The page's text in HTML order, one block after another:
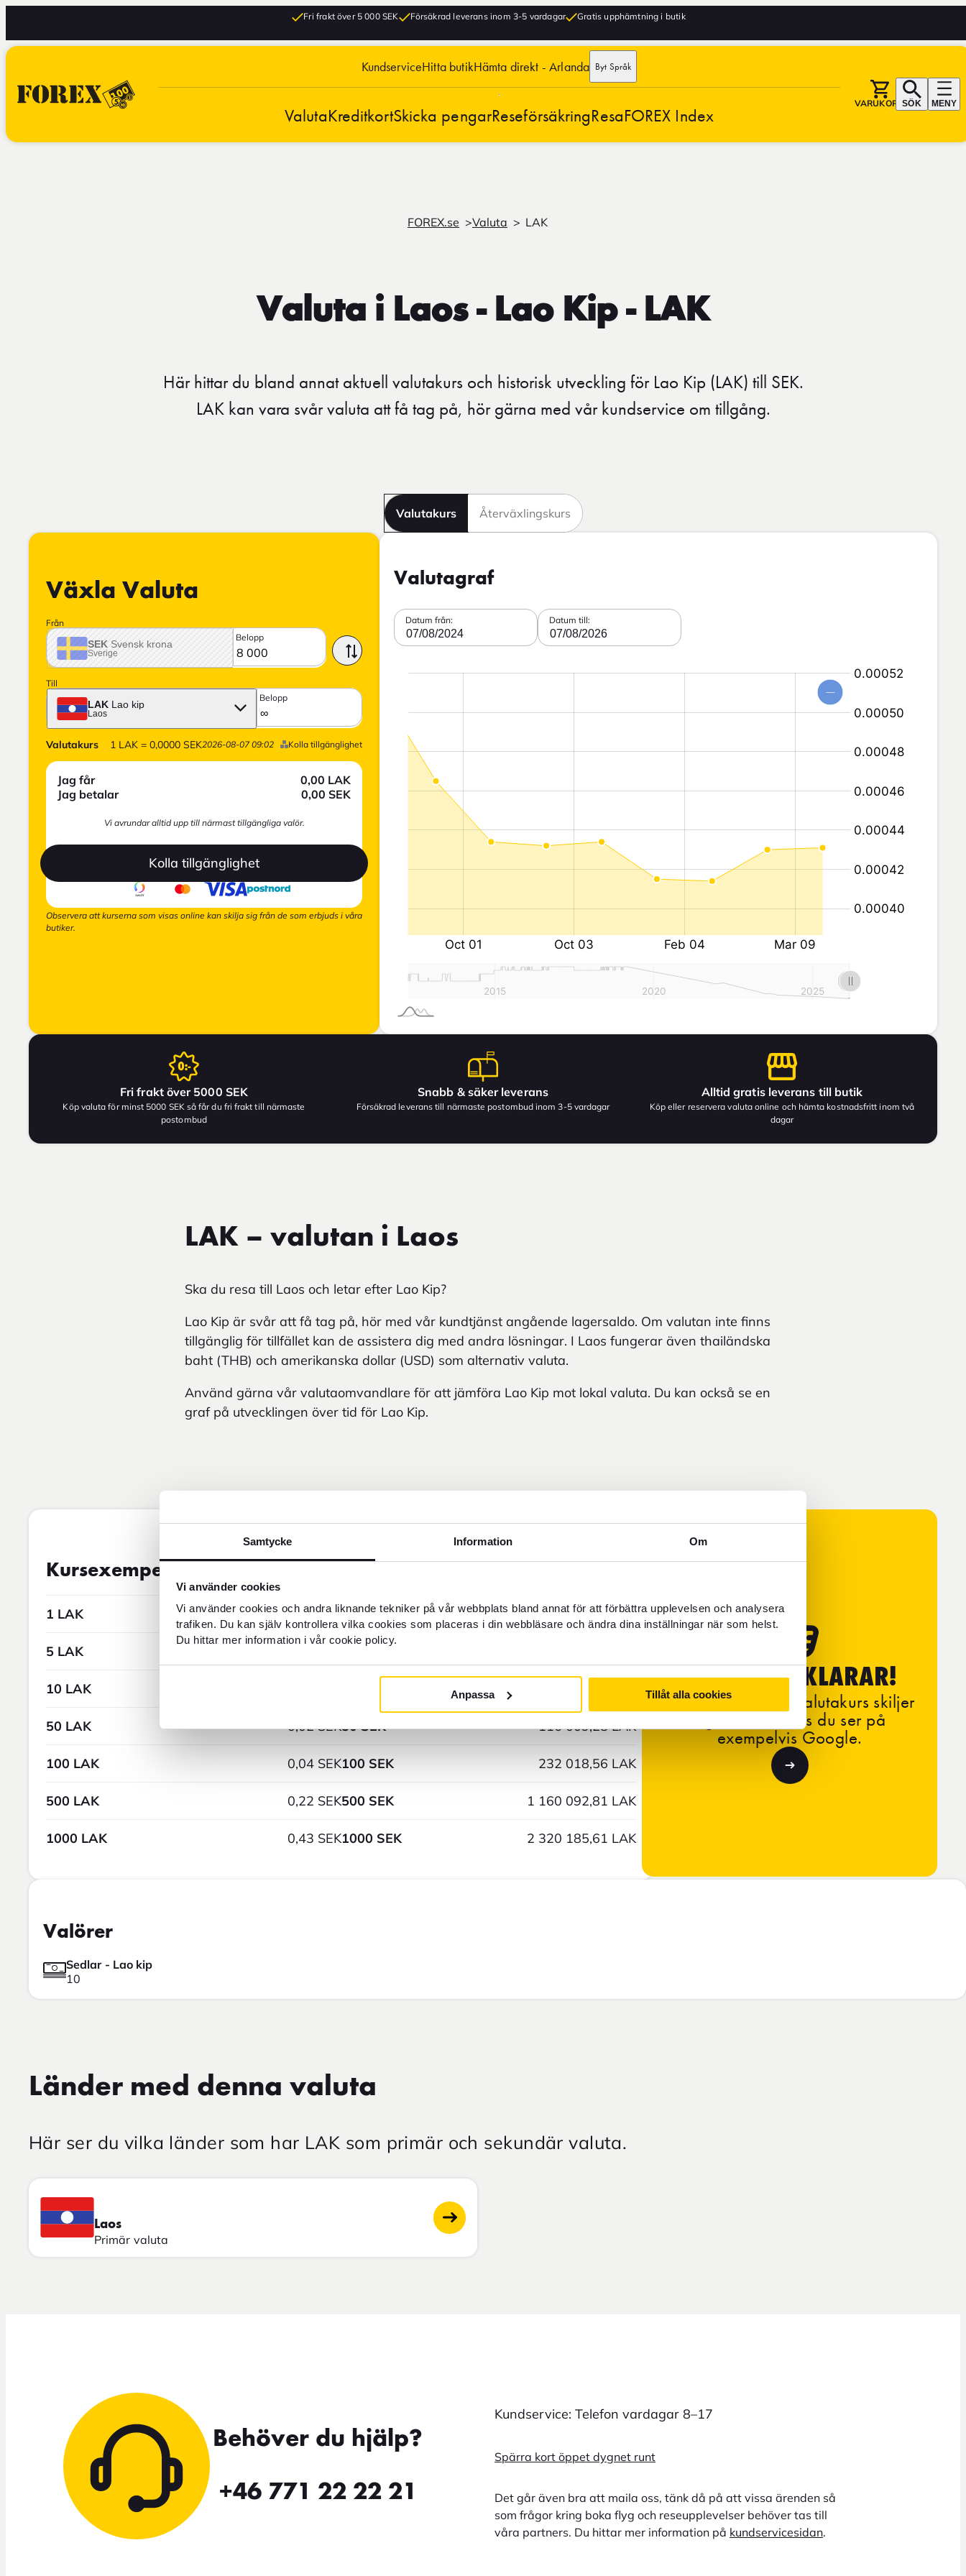
Samtycke Information Om
Vi använder cookies
Vi använder cookies och andra liknande tekniker på vår webbplats bland annat för att förbättra upplevelsen och analysera
trafiken. Du kan själv kontrollera vilka cookies som placeras i din webbläsare och ändra dina inställningar när som helst.
Du hittar mer information i vår cookie policy.
Anpassa Tillåt alla cookies
Fri frakt över 5 000 SEK Försäkrad leverans inom 3-5 vardagar Gratis upphämtning i butik
KundserviceHitta butikHämta direkt - Arlanda Byt Språk
ValutaKreditkortSkicka pengarReseförsäkringResaFOREX Index
VARUKORGSÖK MENY
FOREX.se Valuta LAK
Valuta i Laos - Lao Kip - LAK
Här hittar du bland annat aktuell valutakurs och historisk utveckling för Lao Kip (LAK) till SEK.
LAK kan vara svår valuta att få tag på, hör gärna med vår kundservice om tillgång.
Valutakurs Återväxlingskurs
Växla Valuta
Från
SEK Svensk krona
Sverige
Belopp
Till
LAK Lao kip
Laos
Belopp
Valutakurs 1 LAK = 0,0000 SEK2026-08-07 09:02 Kolla tillgänglighet
Jag får 0,00 LAK
Jag betalar
0,00 SEK
Vi avrundar alltid upp till närmast tillgängliga valör.
Kolla tillgänglighet
Observera att kurserna som visas online kan skilja sig från de som erbjuds i våra
butiker.
Valutagraf
Datum från:
07/08/2024
Datum till:
07/08/2026
Fri frakt över 5000 SEK
Köp valuta för minst 5000 SEK så får du fri frakt till närmaste
postombud
Snabb & säker leverans
Försäkrad leverans till närmaste postombud inom 3-5 vardagar
Alltid gratis leverans till butik
Köp eller reservera valuta online och hämta kostnadsfritt inom två
dagar
LAK – valutan i Laos
Ska du resa till Laos och letar efter Lao Kip?
Lao Kip är svår att få tag på, hör med vår kundtjänst angående lagersaldo. Om valutan inte finns
tillgänglig för tillfället kan de assistera dig med andra lösningar. I Laos fungerar även thailändska
baht (THB) och amerikanska dollar (USD) som alternativ valuta.
Använd gärna vår valutaomvandlare för att jämföra Lao Kip mot lokal valuta. Du kan också se en
graf på utvecklingen över tid för Lao Kip.
Kursexempel Valutakurs09MAR2026 10:00
1 LAK 0,0004 SEK
5 LAK
10 LAK
50 LAK 0,02 SEK
100 LAK 0,04 SEK
500 LAK 0,22 SEK
1000 LAK 0,43 SEK
1 SEK 2 320,19 LAK
5 SEK
50 SEK 116 009,28 LAK
100 SEK 232 018,56 LAK
500 SEK 1 160 092,81 LAK
1000 SEK 2 320 185,61 LAK
FOREX FÖRKLARAR!
Läs om varför vår valutakurs skiljer
sig från den kurs du ser på
exempelvis Google.
Valörer
Sedlar - Lao kip
10
Länder med denna valuta
Här ser du vilka länder som har LAK som primär och sekundär valuta.
Laos
Primär valuta
Behöver du hjälp?
+46 771 22 22 21
Kundservice: Telefon vardagar 8–17
Spärra kort öppet dygnet runt
Det går även bra att maila oss, tänk då på att vissa ärenden så
som frågor kring boka flyg och reseupplevelser behöver tas till
våra partners. Du hittar mer information på kundservicesidan.